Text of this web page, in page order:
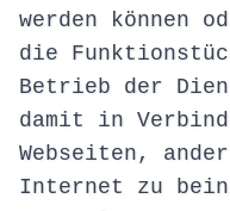
werden können
die
Betrieb der
damit in
Webseiten,
Internet zu